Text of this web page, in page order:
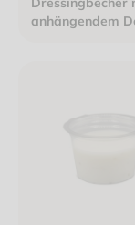
anhängendem